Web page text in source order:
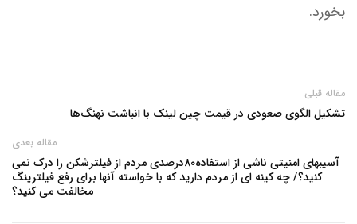
بخورد.
مقاله قبلی
تشکیل الگوی صعودی در قیمت چین لینک با انباشت نهنگ‌ها
مقاله بعدی
آسیبهای امنیتی ناشی از استفاده۸۰درصدی مردم از فیلترشکن را درک نمی
کنید؟/ چه کینه ای از مردم دارید که با خواسته آنها برای رفع فیلترینگ
مخالفت می کنید؟